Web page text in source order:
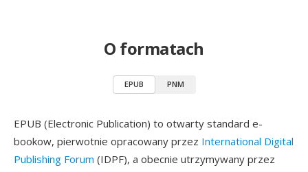
O formatach
EPUB PNM
EPUB (Electronic Publication) to otwarty standard e-
bookow, pierwotnie opracowany przez International Digital
Publishing Forum (IDPF), a obecnie utrzymywany przez